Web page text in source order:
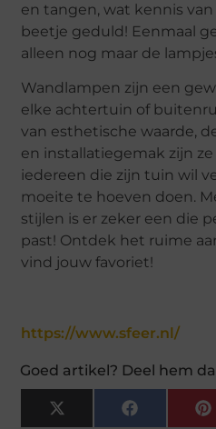
en tangen, wat kennis
beetje geduld! Eenmaal
alleen nog maar de
Wandlampen zijn een
elke achtertuin of
van esthetische waarde,
en installatiegemak zijn
iedereen die zijn tuin wil
moeite te hoeven doen.
stijlen is er zeker een die
past! Ontdek het ruime
vind jouw favoriet!
https://www.sfeer.nl/
Goed artikel? Deel hem
X Facebook